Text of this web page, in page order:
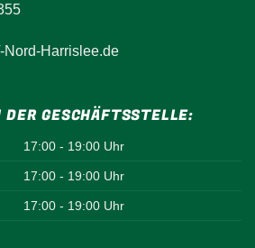
Nord-Harrislee.de
GESCHÄFTSSTELLE:
17:00 - 19:00 Uhr
17:00 - 19:00 Uhr
17:00 - 19:00 Uhr